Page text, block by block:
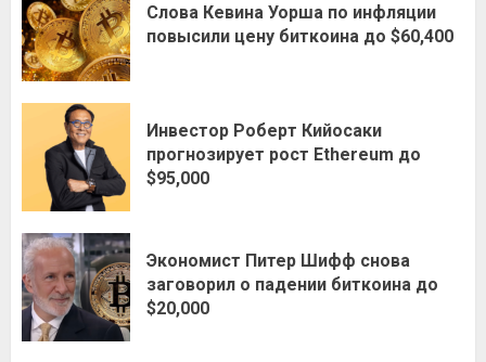
Слова Кевина Уорша по инфляции
повысили цену биткоина до $60,400
Инвестор Роберт Кийосаки
прогнозирует рост Ethereum до
$95,000
Экономист Питер Шифф снова
заговорил о падении биткоина до
$20,000